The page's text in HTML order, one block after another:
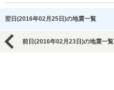
翌日(2016年02月25日)の地震一覧
前日(2016年02月23日)の地震一覧